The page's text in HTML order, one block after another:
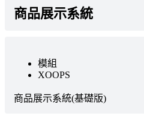
商品展示系統
模組
XOOPS
商品展示系統(基礎版)